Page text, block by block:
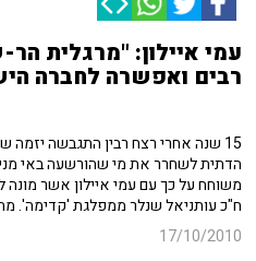
עמי איילון: "מרגלית
רבים ואפשרה לחברה
15 שנה אחרי רצח רבין התגבשה יזמה
הדתית לשחרר את מי שהורשעה באי
משוחח על כך עם עמי איילון אשר
ח"כ עותניאל שנלר ממפלגת 'קדימה'.
17/10/2010